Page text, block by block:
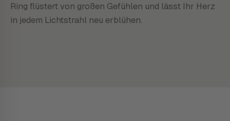
Ring flüstert von großen Gefühlen und lässt Ihr Herz
in jedem Lichtstrahl neu erblühen.